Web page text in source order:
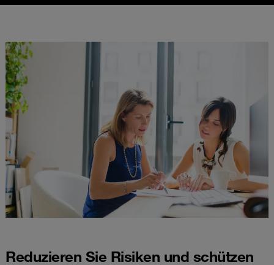
Reduzieren Sie Risiken und schützen